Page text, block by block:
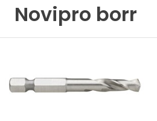
Novipro borr